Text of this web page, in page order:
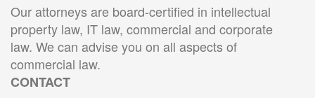
Our attorneys are board-certified in intellectual
property law, IT law, commercial and corporate
law. We can advise you on all aspects of
commercial law.
CONTACT